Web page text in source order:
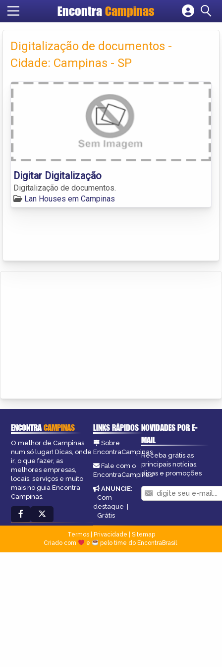
Encontra Campinas
Cadastrar empresa
Criar conta
Digitalização de documentos -
Cidade: Campinas - SP
Digitar Digitalização
Digitalização de documentos.
Lan Houses em Campinas
ENCONTRACAMPINAS
O melhor de Campinas
num só lugar! Dicas, onde
ir, o que fazer, as
melhores empresas,
locais, serviços e muito
mais no guia Encontra
Campinas.
LINKS RÁPIDOS
Sobre
EncontraCampinas
Fale com o
EncontraCampinas
ANUNCIE:
Com
destaque |
Grátis
NOVIDADES POR E-
MAIL
Receba grátis as
principais notícias,
dicas e promoções
Termos| Privacidade
Sitemap
Criado com
e pelo time do EncontraBrasil